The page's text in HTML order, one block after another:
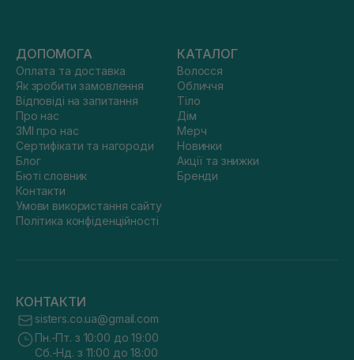
ДОПОМОГА
Оплата та доставка
Як зробити замовлення
Відповіді на запитання
Про нас
ЗМІ про нас
Сертифікати та нагороди
Блог
Бюті словник
Контакти
Умови використання сайту
Політика конфіденційності
КАТАЛОГ
Волосся
Обличчя
Тіло
Дім
Мерч
Новинки
Акції та знижки
Бренди
КОНТАКТИ
sisters.co.ua@gmail.com
Пн.-Пт. з 10:00 до 19:00
Сб.-Нд. з 11:00 до 18:00